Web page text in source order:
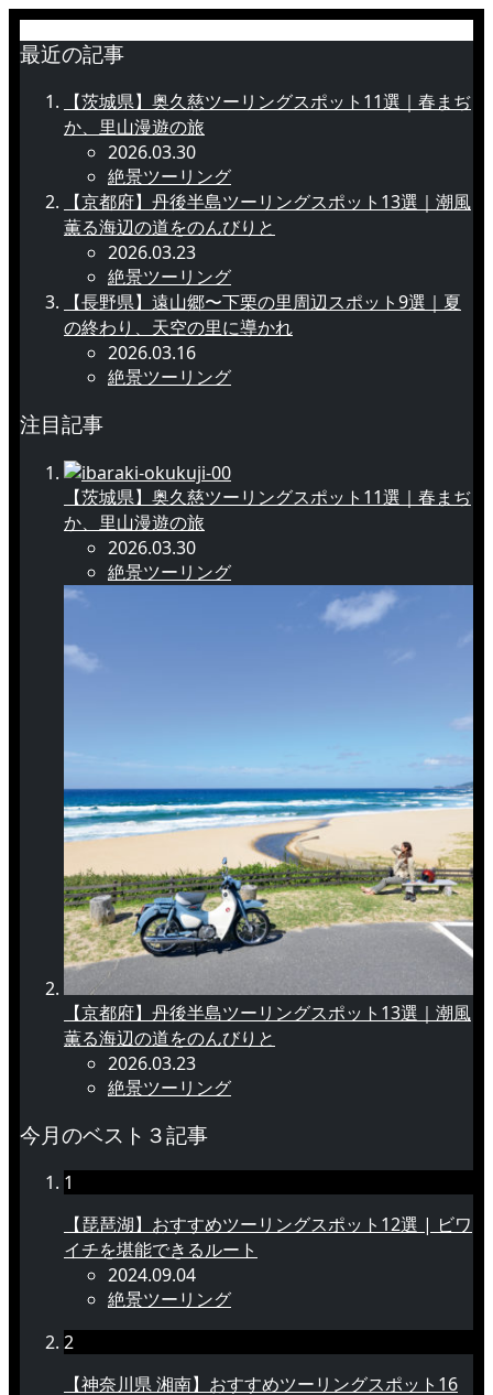
最近の記事
【茨城県】奥久慈ツーリングスポット11選｜春まぢ
か、里山漫遊の旅
2026.03.30
絶景ツーリング
【京都府】丹後半島ツーリングスポット13選｜潮風
薫る海辺の道をのんびりと
2026.03.23
絶景ツーリング
【長野県】遠山郷〜下栗の里周辺スポット9選｜夏
の終わり、天空の里に導かれ
2026.03.16
絶景ツーリング
注目記事
【茨城県】奥久慈ツーリングスポット11選｜春まぢ
か、里山漫遊の旅
2026.03.30
絶景ツーリング
【京都府】丹後半島ツーリングスポット13選｜潮風
薫る海辺の道をのんびりと
2026.03.23
絶景ツーリング
今月のベスト３記事
1
【琵琶湖】おすすめツーリングスポット12選 | ビワ
イチを堪能できるルート
2024.09.04
絶景ツーリング
2
【神奈川県 湘南】おすすめツーリングスポット16